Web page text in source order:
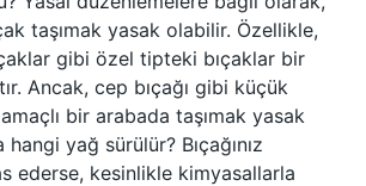
taşımak yasak olabilir. Özellikle,
gibi özel tipteki bıçaklar bir
Ancak, cep bıçağı gibi küçük
bir arabada taşımak yasak
yağ sürülür? Bıçağınız
ederse, kesinlikle kimyasallarla